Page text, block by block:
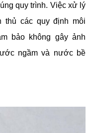
quy trình. Việc xử lý
thủ các quy định môi
bảo không gây ảnh
ngầm và nước bề